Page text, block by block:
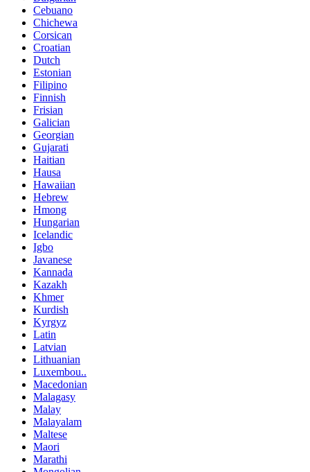
Cebuano
Chichewa
Corsican
Croatian
Dutch
Estonian
Filipino
Finnish
Frisian
Galician
Georgian
Gujarati
Haitian
Hausa
Hawaiian
Hebrew
Hmong
Hungarian
Icelandic
Igbo
Javanese
Kannada
Kazakh
Khmer
Kurdish
Kyrgyz
Latin
Latvian
Lithuanian
Luxembou..
Macedonian
Malagasy
Malay
Malayalam
Maltese
Maori
Marathi